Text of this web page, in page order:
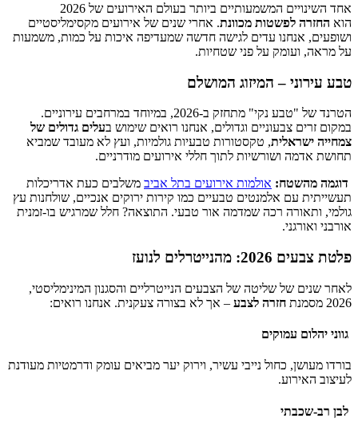
אחד השינויים המשמעותיים ביותר בעולם האירועים של 2026
הוא החזרה לפשטות מכוונת. אחרי שנים של אירועים מקסימליסטיים
ושופעים, אנחנו עדים לגישה חדשה שמעדיפה איכות על כמות, משמעות
על מראה, ועומק על פני שטחיות.
טבע עירוני – המיזוג המושלם
הטרנד של "טבע נקי" מתחזק ב-2026, במיוחד במרחבים עירוניים.
במקום זרים צבעוניים וגדולים, אנחנו רואים שימוש בעלים גדולים של
צמחייה ישראלית, טקסטורות טבעיות גולמיות, ועץ לא מעובד שמביא
תחושת אדמה ושורשיות לתוך חללי אירועים מודרניים.
דוגמה מהשטח: אולמות אירועים בתל אביב משלבים כעת אדריכלות
תעשייתית עם אלמנטים טבעיים כמו קירות ירוקים אנכיים, שולחנות עץ
גולמי, ותאורה רכה שמדמה אור טבעי. התוצאה? חלל שמרגיש בו-זמנית
אורבני ואורגני.
פלטת צבעים 2026: מהנייטרלים לנועז
לאחר שנים של שליטה של הצבעים הנייטרליים והסגנון המינימליסטי,
2026 מסמנת
חזרה לצבע – אך לא בצורה צעקנית. אנחנו רואים:
גווני יהלום עמוקים
בורדו מעושן, כחול נייבי עשיר, וירוק יער מביאים עומק ודרמטיות מעודנת
לעיצוב האירוע.
לבן רב-שכבתי